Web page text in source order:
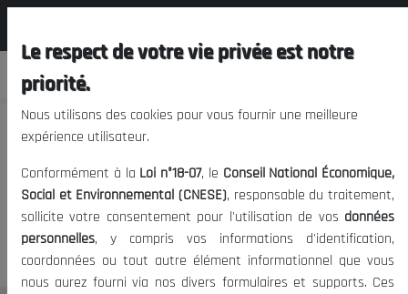
Nous vous prions de nous
excuser, mais l'accès à ce
contenu est restreint.
Le respect de votre vie privée est notre
priorité.
Nous utilisons des cookies pour vous fournir une meilleure
expérience utilisateur.
Conformément à la Loi n°18-07, le Conseil National Économique,
Social et Environnemental (CNESE), responsable du traitement,
sollicite votre consentement pour l'utilisation de vos données
personnelles, y compris vos informations d'identification,
coordonnées ou tout autre élément informationnel que vous
nous aurez fourni via nos divers formulaires et supports. Ces